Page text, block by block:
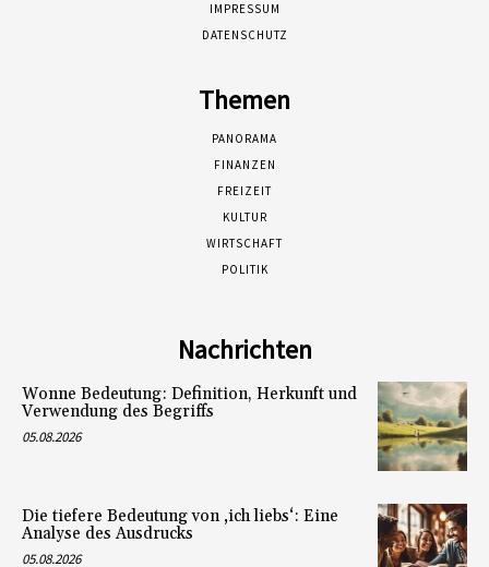
IMPRESSUM
DATENSCHUTZ
Themen
PANORAMA
FINANZEN
FREIZEIT
KULTUR
WIRTSCHAFT
POLITIK
Nachrichten
Wonne Bedeutung: Definition, Herkunft und
Verwendung des Begriffs
05.08.2026
Die tiefere Bedeutung von ‚ich liebs‘: Eine
Analyse des Ausdrucks
05.08.2026